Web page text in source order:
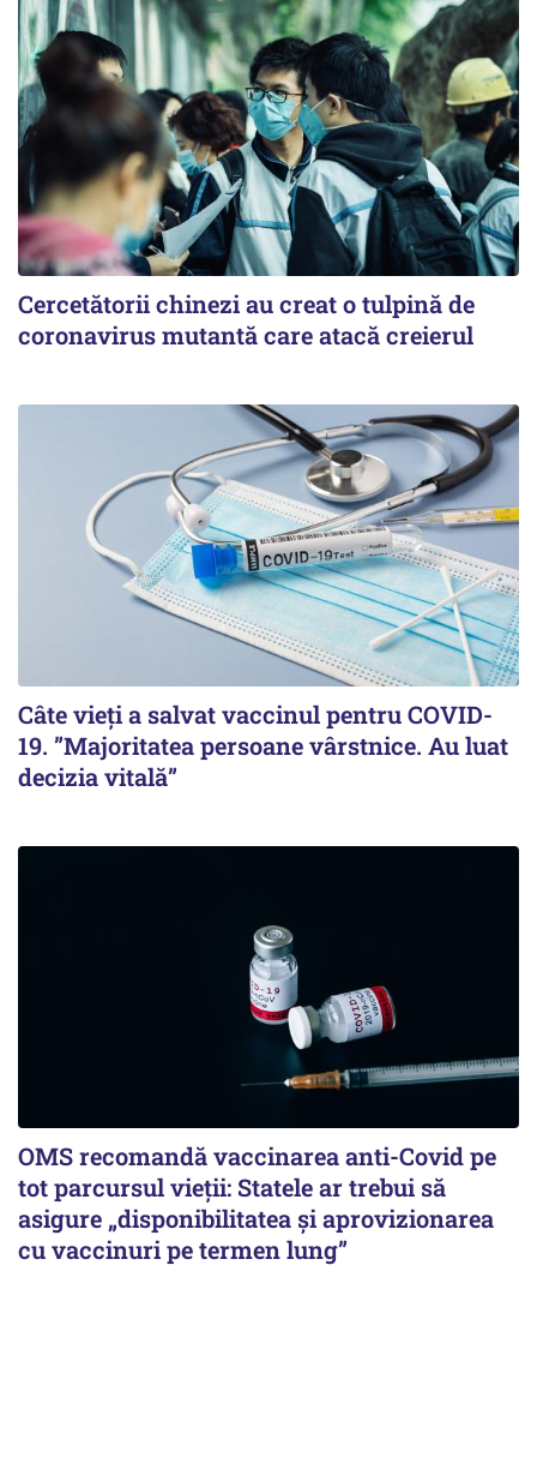
Cercetătorii chinezi au creat o tulpină de
coronavirus mutantă care atacă creierul
Câte vieți a salvat vaccinul pentru COVID-
19. ”Majoritatea persoane vârstnice. Au luat
decizia vitală”
OMS recomandă vaccinarea anti-Covid pe
tot parcursul vieții: Statele ar trebui să
asigure „disponibilitatea și aprovizionarea
cu vaccinuri pe termen lung”